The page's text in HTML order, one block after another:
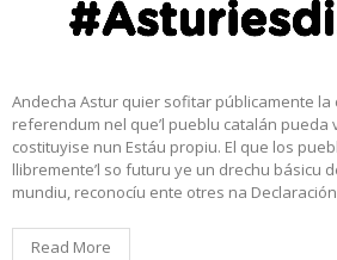
Andecha Astur quier sofitar públicamente la
referendum nel que’l pueblu catalán
costituyise nun Estáu propiu. El que los
llibremente’l so futuru ye un drechu básicu
mundiu, reconocíu ente otres na
Read More